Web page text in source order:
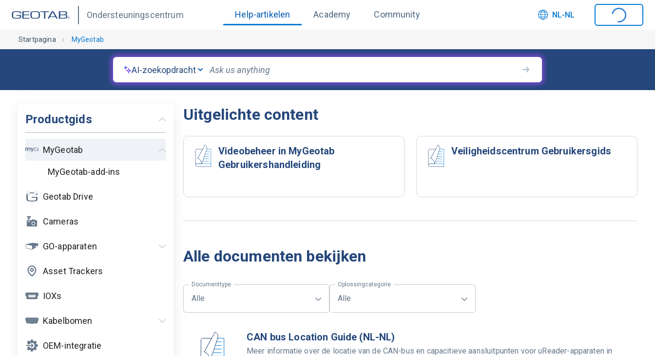
Ondersteuningscentrum Help-artikelen Academy Community NL-NL
Startpagina MyGeotab
AI-zoekopdracht
Productgids
MyGeotab
MyGeotab-add-ins
Geotab Drive
Cameras
GO-apparaten
GO10
Installation
Asset Trackers
IOXs
Kabelbomen
Installation
OEM-integratie
Uitgelichte content
Videobeheer in MyGeotab
Gebruikershandleiding
Veiligheidscentrum Gebruikersgids
Alle documenten bekijken
Documenttype
Alle
Oplossingcategorie
Alle
CAN bus Location Guide (NL-NL)
Meer informatie over de locatie van de CAN-bus en capacitieve aansluitpunten voor uReader-apparaten in